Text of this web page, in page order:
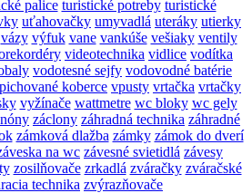
palice turistické potreby turistické
uťahovačky umyvadlá uteráky utierky
vázy výfuk vane vankúše vešiaky ventily
videotechnika vidlice vodítka
vodotesné sejfy vodovodné batérie
koberce vpusty vrtačka vrtačky
vyžínače wattmetre wc bloky wc gely
záclony záhradná technika záhradné
zámková dlažba zámky zámok do dverí
na wc závesné svietidlá závesy
zosilňovače zrkadlá zváračky zváračské
technika zvýrazňovače